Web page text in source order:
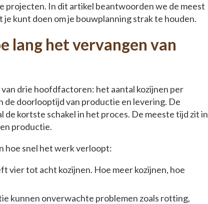
In dit artikel beantwoorden we de meest
kunt doen om je bouwplanning strak te houden.
lang het vervangen van
drie hoofdfactoren: het aantal kozijnen per
de doorlooptijd van productie en levering. De
kortste schakel in het proces. De meeste tijd zit in
productie.
hoe snel het werk verloopt:
vier tot acht kozijnen. Hoe meer kozijnen, hoe
kunnen onverwachte problemen zoals rotting,